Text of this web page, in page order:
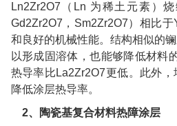
Ln2Zr2O7 （ Ln 为稀土元素）
Gd2Zr2O7 ， Sm2Zr2O7）相比于
和良好的机械性能。结构相似的
以形成固溶体，也能够降低材料
热导率比 La2Zr2O7更低。此外，
降低涂层热导率。
2、陶瓷基复合材料热障涂层